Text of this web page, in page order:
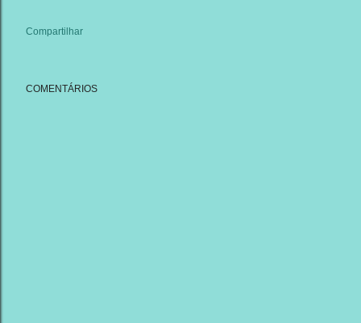
Compartilhar
COMENTÁRIOS